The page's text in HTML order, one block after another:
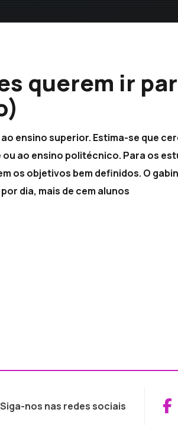
querem ir
ensino superior. Estima-se que
ao ensino politécnico. Para os
os objetivos bem definidos. O
dia, mais de cem alunos
Siga-nos nas redes sociais